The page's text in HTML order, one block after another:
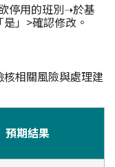
停用的班別➝於基
」>確認修改。
相關風險與處理建
預期結果